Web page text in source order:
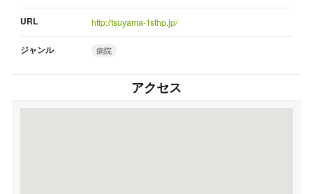
URL http://tsuyama-1sthp.jp/
ジャンル 病院
アクセス